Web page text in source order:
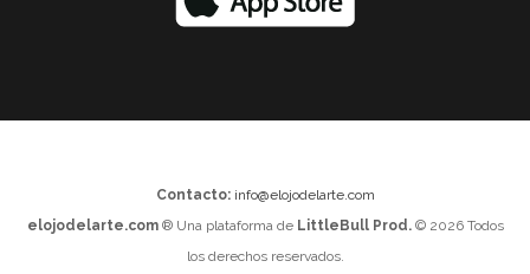
Contacto: info@elojodelarte.com
elojodelarte.com® Una plataforma de LittleBull Prod.© 2026 Todos
los derechos reservados.